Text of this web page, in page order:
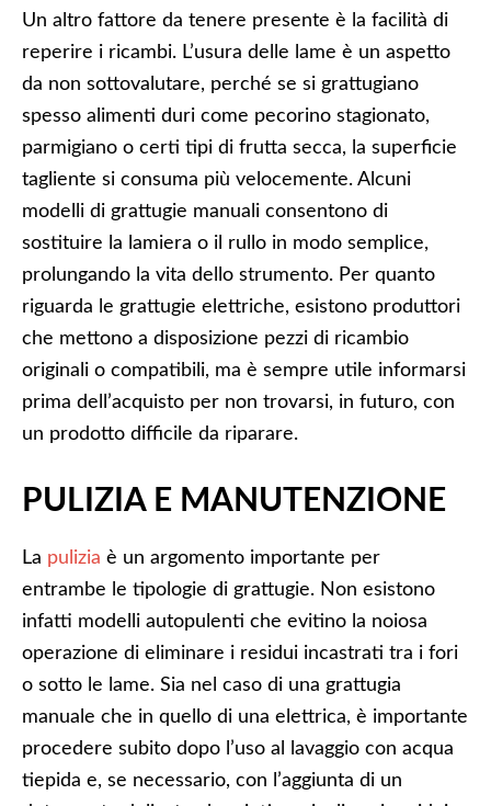
Un altro fattore da tenere presente è la facilità di
reperire i ricambi. L’usura delle lame è un aspetto
da non sottovalutare, perché se si grattugiano
spesso alimenti duri come pecorino stagionato,
parmigiano o certi tipi di frutta secca, la superficie
tagliente si consuma più velocemente. Alcuni
modelli di grattugie manuali consentono di
sostituire la lamiera o il rullo in modo semplice,
prolungando la vita dello strumento. Per quanto
riguarda le grattugie elettriche, esistono produttori
che mettono a disposizione pezzi di ricambio
originali o compatibili, ma è sempre utile informarsi
prima dell’acquisto per non trovarsi, in futuro, con
un prodotto difficile da riparare.
PULIZIA E MANUTENZIONE
La pulizia è un argomento importante per
entrambe le tipologie di grattugie. Non esistono
infatti modelli autopulenti che evitino la noiosa
operazione di eliminare i residui incastrati tra i fori
o sotto le lame. Sia nel caso di una grattugia
manuale che in quello di una elettrica, è importante
procedere subito dopo l’uso al lavaggio con acqua
tiepida e, se necessario, con l’aggiunta di un